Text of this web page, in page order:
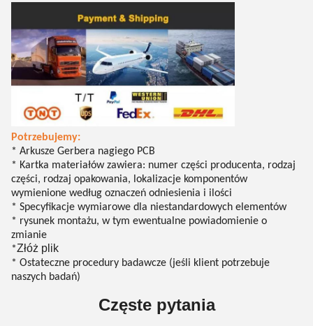
Potrzebujemy:
* Arkusze Gerbera nagiego PCB
* Kartka materiałów zawiera: numer części producenta, rodzaj
części, rodzaj opakowania, lokalizacje komponentów
wymienione według oznaczeń odniesienia i ilości
* Specyfikacje wymiarowe dla niestandardowych elementów
* rysunek montażu, w tym ewentualne powiadomienie o
zmianie
*Złóż plik
* Ostateczne procedury badawcze (jeśli klient potrzebuje
naszych badań)
Częste pytania